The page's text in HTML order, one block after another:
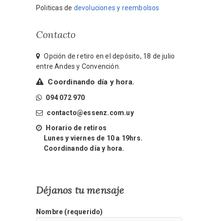
Politicas de devoluciones y reembolsos
Contacto
Opción de retiro en el depósito, 18 de julio
entre Andes y Convención.
Coordinando día y hora.
094 072 970
contacto@essenz.com.uy
Horario de retiros
Lunes y viernes de 10 a 19hrs.
Coordinando día y hora.
Déjanos tu mensaje
Nombre (requerido)